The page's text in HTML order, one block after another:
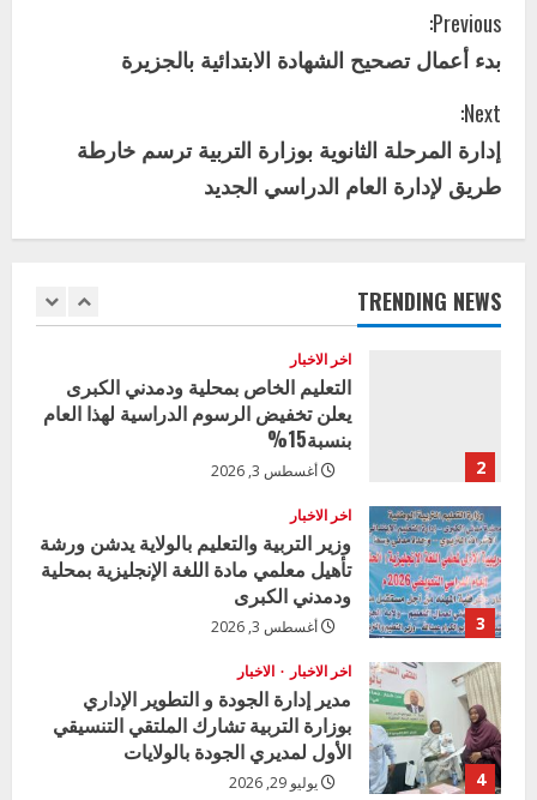
C
o
n
t
i
n
u
e
a
d
i
n
g
Previous:
بدء أعمال تصحيح الشهادة الابتدائية بالجزيرة
Next:
إدارة المرحلة الثانوية بوزارة التربية ترسم خارطة
طريق لإدارة العام الدراسي الجديد
TRENDING NEWS
5
اخر الاخبار الاخبار
إدارة الأنشطة المدرسية بمحلية مدني
يوليو 29, 2026
1
اخر الاخبار
2
اخر الاخبار
التعليم الخاص بمحلية ودمدني الكبرى
يعلن تخفيض الرسوم الدراسية لهذا العام
بنسبة15%
أغسطس 3, 2026
3
اخر الاخبار
وزير التربية والتعليم بالولاية يدشن ورشة
تأهيل معلمي مادة اللغة الإنجليزية بمحلية
ودمدني الكبرى
أغسطس 3, 2026
4
اخر الاخبار الاخبار
مدير إدارة الجودة و التطوير الإداري
بوزارة التربية تشارك الملتقي التنسيقي
الأول لمديري الجودة بالولايات
يوليو 29, 2026